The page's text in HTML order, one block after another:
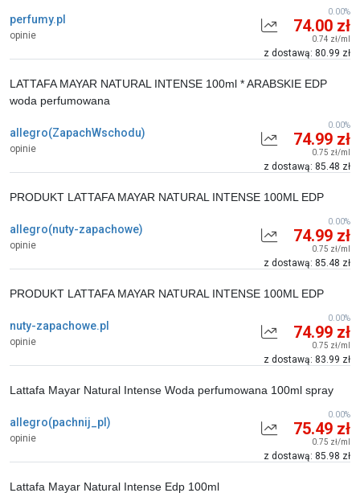
perfumy.pl
opinie 74.00 zł
0.74 zł/ml
z dostawą: 80.99 zł
0.00%
allegro(ZapachWschodu)
opinie
LATTAFA MAYAR NATURAL INTENSE 100ml * ARABSKIE EDP
woda perfumowana
74.99 zł
0.75 zł/ml
z dostawą: 85.48 zł
0.00%
allegro(nuty-zapachowe)
opinie
PRODUKT LATTAFA MAYAR NATURAL INTENSE 100ML EDP
74.99 zł
0.75 zł/ml
z dostawą: 85.48 zł
0.00%
nuty-zapachowe.pl
opinie
PRODUKT LATTAFA MAYAR NATURAL INTENSE 100ML EDP
74.99 zł
0.75 zł/ml
z dostawą: 83.99 zł
0.00%
allegro(pachnij_pl)
opinie
Lattafa Mayar Natural Intense Woda perfumowana 100ml spray
75.49 zł
0.75 zł/ml
z dostawą: 85.98 zł
0.00%
Lattafa Mayar Natural Intense Edp 100ml